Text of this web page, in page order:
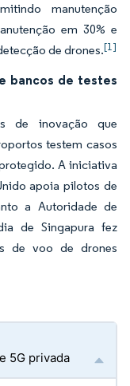
manutenção
em 30% e
de drones.[1]
bancos de testes
de inovação que
testem casos
A iniciativa
apoia pilotos de
a Autoridade de
de Singapura fez
de voo de drones
5G privada